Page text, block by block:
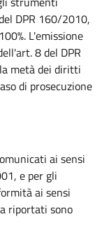
DPR 160/2010,
L'emissione
8 del DPR
metà dei diritti
di prosecuzione
ai sensi
e per gli
ai sensi
riportati sono